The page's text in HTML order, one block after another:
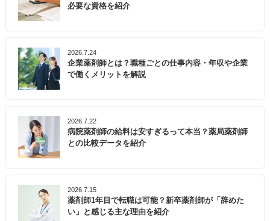
必要な資格を紹介
2026.7.24
企業薬剤師とは？職種ごとの仕事内容・年収や企業
で働くメリットを解説
2026.7.22
病院薬剤師の給料は安すぎるって本当？薬局薬剤師
との比較データを紹介
2026.7.15
薬剤師1年目で転職は可能？新卒薬剤師が「辞めた
い」と感じる主な理由を紹介